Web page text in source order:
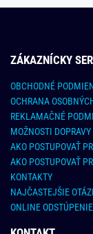
ZÁKAZNÍCKY
OBCHODNÉ
OCHRANA
REKLAMAČNÉ
MOŽNOSTI
AKO POSTUPOVAŤ
AKO POSTUPOVAŤ
KONTAKTY
NAJČASTEJŠIE
ONLINE